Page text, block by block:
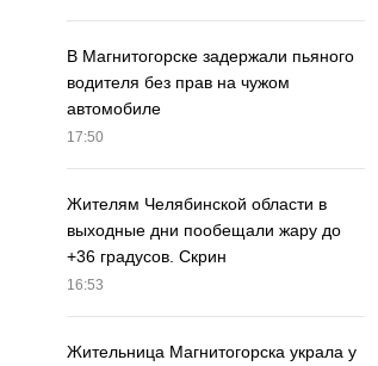
В Магнитогорске задержали пьяного
водителя без прав на чужом
автомобиле
17:50
Жителям Челябинской области в
выходные дни пообещали жару до
+36 градусов. Скрин
16:53
Жительница Магнитогорска украла у